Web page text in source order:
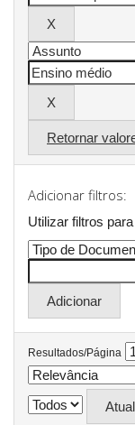
Retornar
Adicionar filtros:
Utilizar filtros
Resultados/Página